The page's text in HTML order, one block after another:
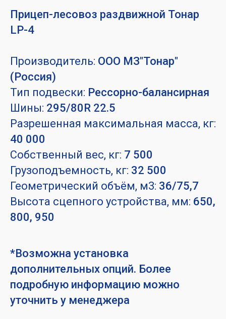
Прицеп-лесовоз раздвижной Тонар
LP-4
Производитель: ООО МЗ"Тонар"
(Россия)
Тип подвески: Рессорно-балансирная
Шины: 295/80R 22.5
Разрешенная максимальная масса, кг:
40 000
Собственный вес, кг: 7 500
Грузоподъемность, кг: 32 500
Геометрический объём, м3: 36/75,7
Высота сцепного устройства, мм: 650,
800, 950
*Возможна установка
дополнительных опций. Более
подробную информацию можно
уточнить у менеджера